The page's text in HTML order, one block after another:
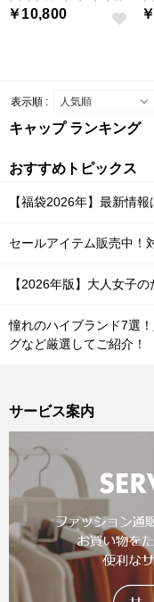
￥10,800
表示順 :
キャップ ランキング
おすすめトピックス
【福袋2026年】最新情
セールアイテム販売中！
【2026年版】大人女子
憧れのハイブランド7選
グなど厳選してご紹介！
サービス案内